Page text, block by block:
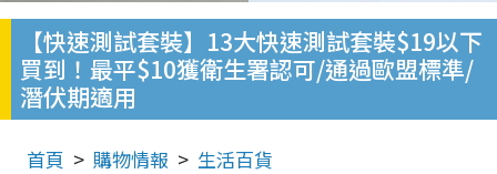
【快速測試套裝】13大快速測試套裝$19以下
買到！最平$10獲衛生署認可/通過歐盟標準/
潛伏期適用
首頁 購物情報 生活百貨